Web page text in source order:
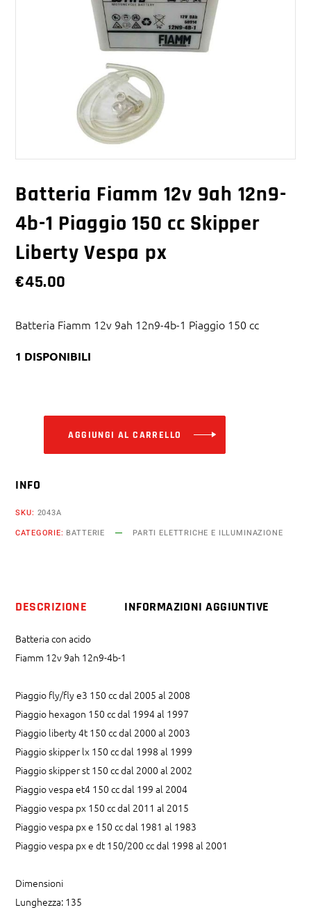
Batteria Fiamm 12v 9ah 12n9-
4b-1 Piaggio 150 cc Skipper
Liberty Vespa px
€45.00
Batteria Fiamm 12v 9ah 12n9-4b-1 Piaggio 150 cc
1 DISPONIBILI
AGGIUNGI AL CARRELLO
INFO
SKU: 2043A
CATEGORIE: BATTERIE PARTI ELETTRICHE E ILLUMINAZIONE
DESCRIZIONE INFORMAZIONI AGGIUNTIVE
Batteria con acido
Fiamm 12v 9ah 12n9-4b-1
Piaggio fly/fly e3 150 cc dal 2005 al 2008
Piaggio hexagon 150 cc dal 1994 al 1997
Piaggio liberty 4t 150 cc dal 2000 al 2003
Piaggio skipper lx 150 cc dal 1998 al 1999
Piaggio skipper st 150 cc dal 2000 al 2002
Piaggio vespa et4 150 cc dal 199 al 2004
Piaggio vespa px 150 cc dal 2011 al 2015
Piaggio vespa px e 150 cc dal 1981 al 1983
Piaggio vespa px e dt 150/200 cc dal 1998 al 2001
Dimensioni
Lunghezza: 135